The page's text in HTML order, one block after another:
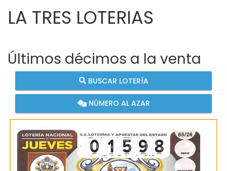
LA TRES LOTERIAS
Últimos décimos a la venta
BUSCAR LOTERÍA
NÚMERO AL AZAR